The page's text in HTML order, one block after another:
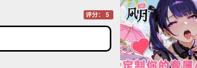
评分： 5